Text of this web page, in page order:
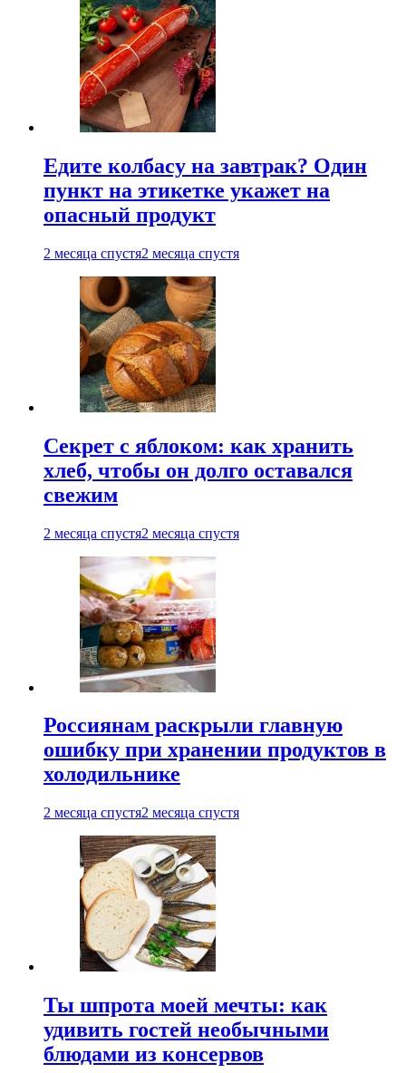
Едите колбасу на завтрак? Один
пункт на этикетке укажет на
опасный продукт
2 месяца спустя2 месяца спустя
Секрет с яблоком: как хранить
хлеб, чтобы он долго оставался
свежим
2 месяца спустя2 месяца спустя
Россиянам раскрыли главную
ошибку при хранении продуктов в
холодильнике
2 месяца спустя2 месяца спустя
Ты шпрота моей мечты: как
удивить гостей необычными
блюдами из консервов